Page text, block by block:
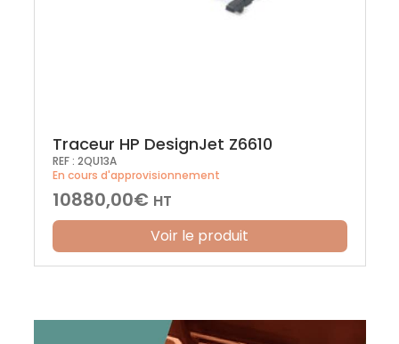
Traceur HP DesignJet Z6610
REF : 2QU13A
En cours d'approvisionnement
10880,00€ HT
Voir le produit